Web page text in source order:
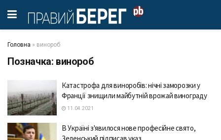
Головна » винороб
Позначка: винороб
Катастрофа для виноробів: нічні заморозки у
Франції знищили майбутній врожай винограду
11.04.2021
В Україні з'явилося нове професійне свято,
Зеленський підписав указ